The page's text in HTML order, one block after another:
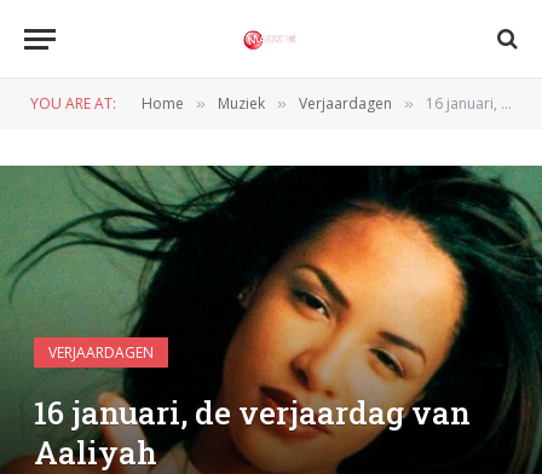
YOU ARE AT: Home » Muziek » Verjaardagen » 16 januari, de verjaardag van Aaliyah
VERJAARDAGEN
16 januari, de verjaardag van
Aaliyah